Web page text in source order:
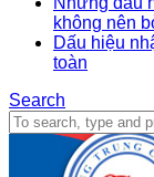
không nên
Dấu hiệu
toàn
Search